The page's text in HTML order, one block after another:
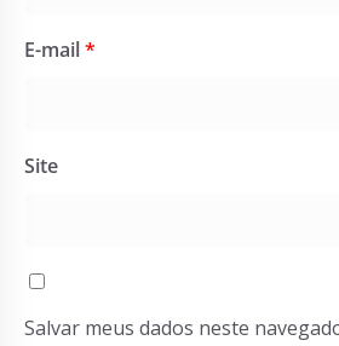
E-mail*
Site
Salvar meus dados neste